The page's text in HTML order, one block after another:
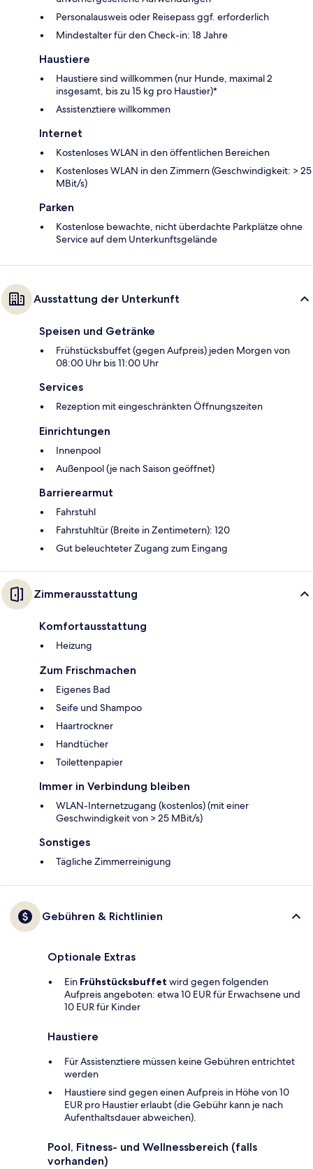
Personalausweis oder Reisepass ggf. erforderlich
Mindestalter für den Check-in: 18 Jahre
Haustiere
Haustiere sind willkommen (nur Hunde, maximal 2
insgesamt, bis zu 15 kg pro Haustier)*
Assistenztiere willkommen
Internet
Kostenloses WLAN in den öffentlichen Bereichen
Kostenloses WLAN in den Zimmern (Geschwindigkeit: > 25
MBit/s)
Parken
Kostenlose bewachte, nicht überdachte Parkplätze ohne
Service auf dem Unterkunftsgelände
Ausstattung der Unterkunft
Speisen und Getränke
Frühstücksbuffet (gegen Aufpreis) jeden Morgen von
08:00 Uhr bis 11:00 Uhr
Services
Rezeption mit eingeschränkten Öffnungszeiten
Einrichtungen
Innenpool
Außenpool (je nach Saison geöffnet)
Barrierearmut
Fahrstuhl
Fahrstuhltür (Breite in Zentimetern): 120
Gut beleuchteter Zugang zum Eingang
Zimmerausstattung
Komfortausstattung
Heizung
Zum Frischmachen
Eigenes Bad
Seife und Shampoo
Haartrockner
Handtücher
Toilettenpapier
Immer in Verbindung bleiben
WLAN-Internetzugang (kostenlos) (mit einer
Geschwindigkeit von > 25 MBit/s)
Sonstiges
Tägliche Zimmerreinigung
Gebühren & Richtlinien
Optionale Extras
Ein Frühstücksbuffet wird gegen folgenden
Aufpreis angeboten: etwa 10 EUR für Erwachsene und
10 EUR für Kinder
Haustiere
Für Assistenztiere müssen keine Gebühren entrichtet
werden
Haustiere sind gegen einen Aufpreis in Höhe von 10
EUR pro Haustier erlaubt (die Gebühr kann je nach
Aufenthaltsdauer abweichen).
Pool, Fitness- und Wellnessbereich (falls
vorhanden)